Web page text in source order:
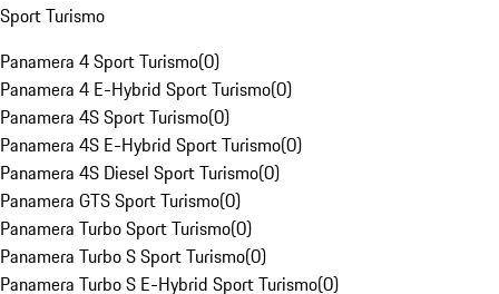
Sport Turismo
Panamera 4 Sport Turismo(0)
Panamera 4 E-Hybrid Sport Turismo(0)
Panamera 4S Sport Turismo(0)
Panamera 4S E-Hybrid Sport Turismo(0)
Panamera 4S Diesel Sport Turismo(0)
Panamera GTS Sport Turismo(0)
Panamera Turbo Sport Turismo(0)
Panamera Turbo S Sport Turismo(0)
Panamera Turbo S E-Hybrid Sport Turismo(0)